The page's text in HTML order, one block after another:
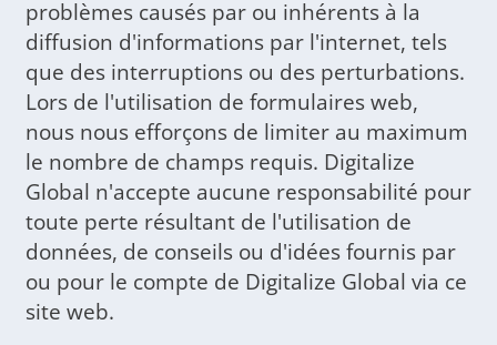
problèmes causés par ou inhérents à la
diffusion d'informations par l'internet, tels
que des interruptions ou des perturbations.
Lors de l'utilisation de formulaires web,
nous nous efforçons de limiter au maximum
le nombre de champs requis. Digitalize
Global n'accepte aucune responsabilité pour
toute perte résultant de l'utilisation de
données, de conseils ou d'idées fournis par
ou pour le compte de Digitalize Global via ce
site web.